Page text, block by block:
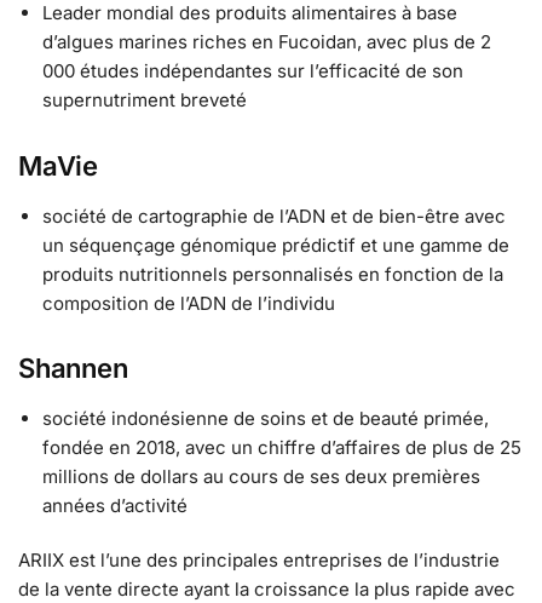
Leader mondial des produits alimentaires à base
d’algues marines riches en Fucoidan, avec plus de 2
000 études indépendantes sur l’efficacité de son
supernutriment breveté
MaVie
société de cartographie de l’ADN et de bien-être avec
un séquençage génomique prédictif et une gamme de
produits nutritionnels personnalisés en fonction de la
composition de l’ADN de l’individu
Shannen
société indonésienne de soins et de beauté primée,
fondée en 2018, avec un chiffre d’affaires de plus de 25
millions de dollars au cours de ses deux premières
années d’activité
ARIIX est l’une des principales entreprises de l’industrie
de la vente directe ayant la croissance la plus rapide avec